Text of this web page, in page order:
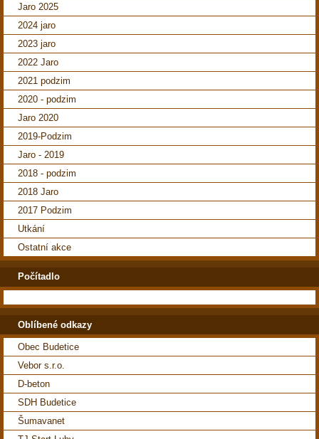
Jaro 2025
2024 jaro
2023 jaro
2022 Jaro
2021 podzim
2020 - podzim
Jaro 2020
2019-Podzim
Jaro - 2019
2018 - podzim
2018 Jaro
2017 Podzim
Utkání
Ostatní akce
Počítadlo
Oblíbené odkazy
Obec Budetice
Vebor s.r.o.
D-beton
SDH Budetice
Šumavanet